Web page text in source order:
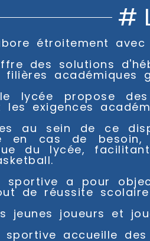
#
étroitement
des solutions
académiques
lycée propose
exigences
au sein de ce
en cas de
du lycée,
sportive a pour
de réussite
jeunes joueurs et
sportive accueille